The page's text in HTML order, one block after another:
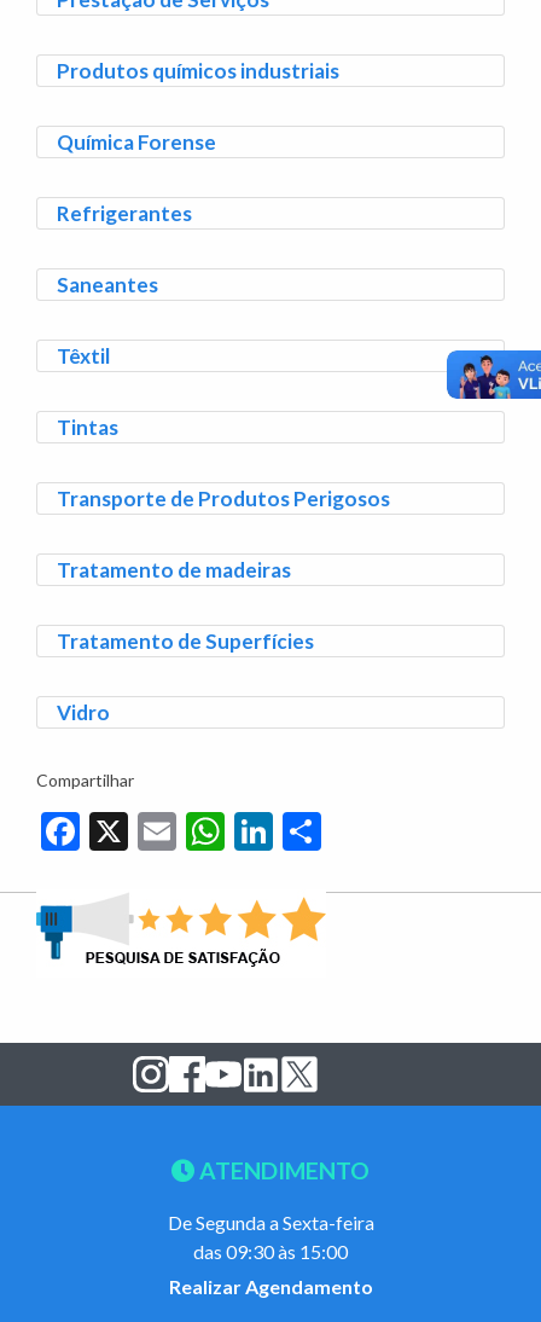
Produtos químicos industriais
Química Forense
Refrigerantes
Saneantes
Têxtil
Tintas
Transporte de Produtos Perigosos
Tratamento de madeiras
Tratamento de Superfícies
Vidro
Compartilhar
Facebook
X EmailWhatsApp
LinkedIn
ATENDIMENTO
De Segunda a Sexta-feira
das 09:30 às 15:00
Realizar Agendamento